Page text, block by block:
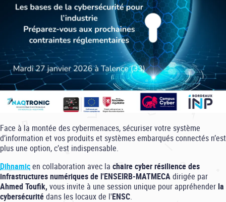
Face à la montée des cybermenaces, sécuriser votre système
d’information et vos produits et systèmes embarqués connectés n’est
plus une option, c’est indispensable.
Dihnamicen collaboration avec la chaire cyber résilience des
infrastructures numériques de l'ENSEIRB-MATMECAdirigée par
Ahmed Toufik, vous invite à une session unique pour appréhender la
cybersécuritédans les locaux de l'ENSC.